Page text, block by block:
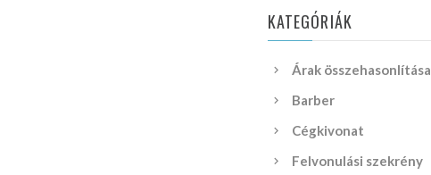
KATEGÓRIÁK
Árak összehasonlítása
Barber
Cégkivonat
Felvonulási szekrény